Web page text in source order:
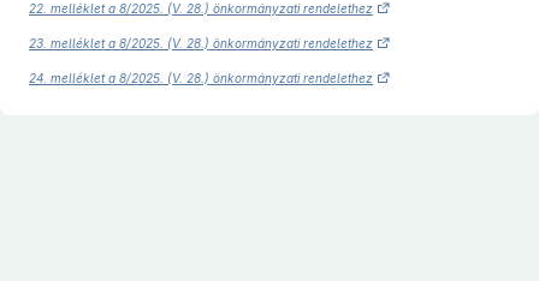
22. melléklet a 8/2025. (V. 28.) önkormányzati rendelethez
23. melléklet a 8/2025. (V. 28.) önkormányzati rendelethez
24. melléklet a 8/2025. (V. 28.) önkormányzati rendelethez